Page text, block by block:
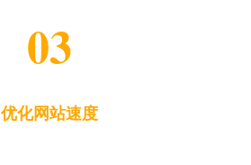
03
优化网站速度